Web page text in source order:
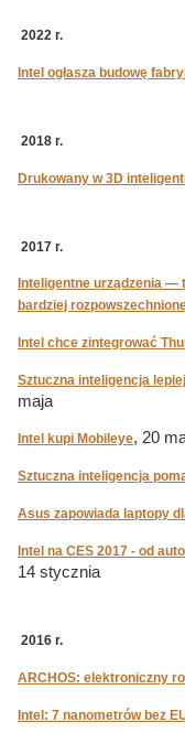
2022 r.
Intel ogłasza budowę
2018 r.
Drukowany w 3D
2017 r.
Inteligentne urządzenia —
bardziej
Intel chce zintegrować
Sztuczna inteligencja
maja
Intel kupi Mobileye, 20
Sztuczna inteligencja
Asus zapowiada laptopy
Intel na CES 2017 - od
14 stycznia
2016 r.
ARCHOS: elektroniczny
Intel: 7 nanometrów bez